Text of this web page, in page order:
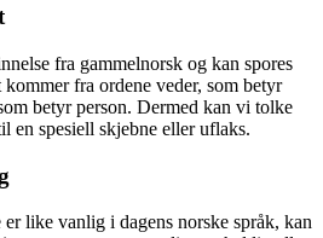
fra gammelnorsk og kan spores
fra ordene veder, som betyr
betyr person. Dermed kan vi tolke
en spesiell skjebne eller uflaks.
like vanlig i dagens norske språk, kan